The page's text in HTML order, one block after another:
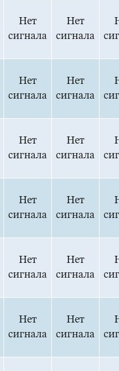
Нет
сигнала
Нет
сигнала
Нет
сигнала
Нет
сигнала
Нет
сигнала
Нет
сигнала
Нет
сигнала
Нет
сигнала
Нет
сигнала
Нет
сигнала
Нет
сигнала
Нет
сигнала